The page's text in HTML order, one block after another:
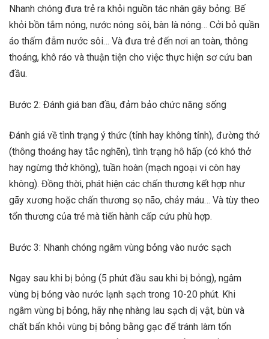
Nhanh chóng đưa trẻ ra khỏi nguồn tác nhân gây bỏng: Bế
khỏi bồn tắm nóng, nước nóng sôi, bàn là nóng… Cởi bỏ quần
áo thấm đẫm nước sôi… Và đưa trẻ đến nơi an toàn, thông
thoáng, khô ráo và thuận tiện cho việc thực hiện sơ cứu ban
đầu.
Bước 2: Đánh giá ban đầu, đảm bảo chức năng sống
Đánh giá về tình trạng ý thức (tỉnh hay không tỉnh), đường thở
(thông thoáng hay tắc nghẽn), tình trạng hô hấp (có khó thở
hay ngừng thở không), tuần hoàn (mạch ngoại vi còn hay
không). Đồng thời, phát hiện các chấn thương kết hợp như
gãy xương hoặc chấn thương sọ não, chảy máu… Và tùy theo
tổn thương của trẻ mà tiến hành cấp cứu phù hợp.
Bước 3: Nhanh chóng ngâm vùng bỏng vào nước sạch
Ngay sau khi bị bỏng (5 phút đầu sau khi bị bỏng), ngâm
vùng bị bỏng vào nước lạnh sạch trong 10-20 phút. Khi
ngâm vùng bị bỏng, hãy nhẹ nhàng lau sạch dị vật, bùn và
chất bẩn khỏi vùng bị bỏng bằng gạc để tránh làm tổn